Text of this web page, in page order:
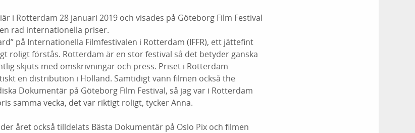
i Rotterdam 28 januari 2019 och visades på Göteborg Film Festival
rad internationella priser.
på Internationella Filmfestivalen i Rotterdam (IFFR), ett jättefint
roligt förstås. Rotterdam är en stor festival så det betyder ganska
skjuts med omskrivningar och press. Priset i Rotterdam
en distribution i Holland. Samtidigt vann filmen också the
Dokumentär på Göteborg Film Festival, så jag var i Rotterdam
samma vecka, det var riktigt roligt, tycker Anna.
året också tilldelats Bästa Dokumentär på Oslo Pix och filmen